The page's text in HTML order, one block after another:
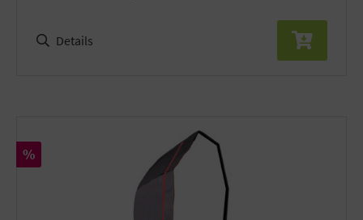
Details
Rabatt
%